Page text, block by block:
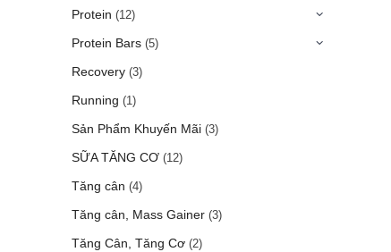
Protein (12)
Protein Bars (5)
Recovery (3)
Running (1)
Sản Phẩm Khuyến Mãi (3)
SỮA TĂNG CƠ (12)
Tăng cân (4)
Tăng cân, Mass Gainer (3)
Tăng Cân, Tăng Cơ (2)